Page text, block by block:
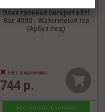
Электронная сигарета Elf
Bar 4000 - Watermelon Ice
(Арбуз лед)
Нет в наличии
744 р.
Бесплатная доставка